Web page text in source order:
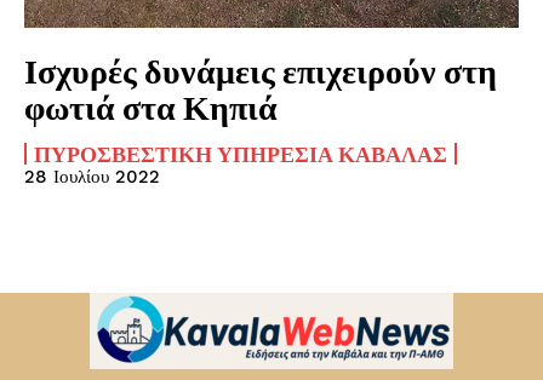
Ισχυρές δυνάμεις επιχειρούν στη
φωτιά στα Κηπιά
ΠΥΡΟΣΒΕΣΤΙΚΉ ΥΠΗΡΕΣΊΑ ΚΑΒΆΛΑΣ
28 Ιουλίου 2022